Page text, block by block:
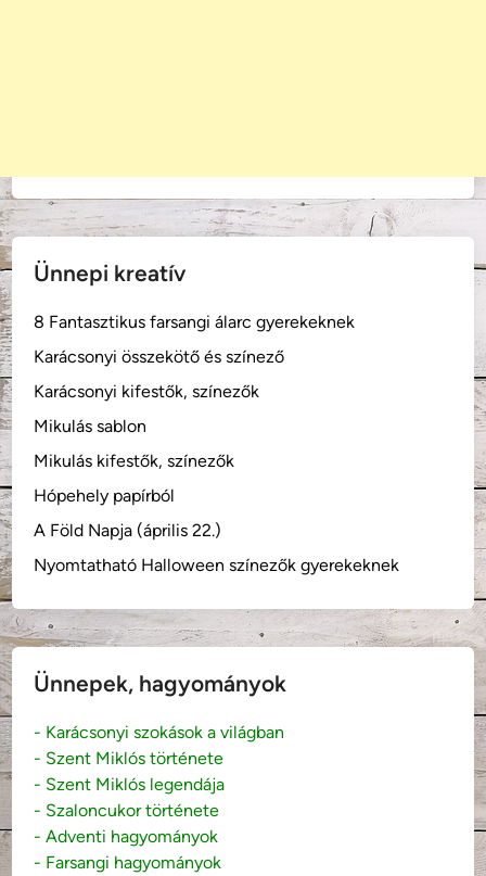
Ünnepi kreatív
8 Fantasztikus farsangi álarc gyerekeknek
Karácsonyi összekötő és színező
Karácsonyi kifestők, színezők
Mikulás sablon
Mikulás kifestők, színezők
Hópehely papírból
A Föld Napja (április 22.)
Nyomtatható Halloween színezők gyerekeknek
Ünnepek, hagyományok
- Karácsonyi szokások a világban
- Szent Miklós története
- Szent Miklós legendája
- Szaloncukor története
- Adventi hagyományok
- Farsangi hagyományok